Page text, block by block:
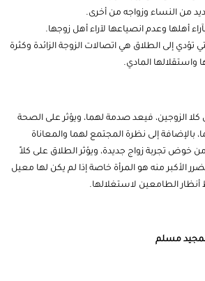
من النساء وزواجه من أخرى.
أهلها وعدم انصياعها لآراء أهل زوجها.
تؤدي إلى الطلاق هي اتصالات الزوجة الزائدة وكثرة
المادي.
كلا الزوجين، فيعد صدمة لهما، ويؤثر على الصحة
بالإضافة إلى نظرة المجتمع لهما والمعاناة
خوض تجربة زواج جديدة، ويؤثر الطلاق على كلاً
الأكبر منه هو المرأة خاصة إذا لم يكن لها معيل
الطامعين لاستغلالها.
مسلم